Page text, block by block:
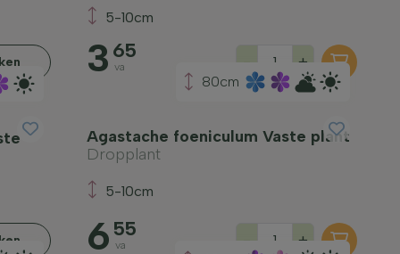
5-10cm
3 65
va - +
80cm
Agastache foeniculum Vaste plant
Dropplant
5-10cm
6 55
va - +